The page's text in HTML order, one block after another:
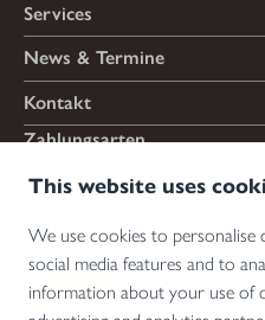
This website uses
We use cookies to
social media features and to
information about your use of
Services
News & Termine
Kontakt
Zahlungsarten
Versandarten